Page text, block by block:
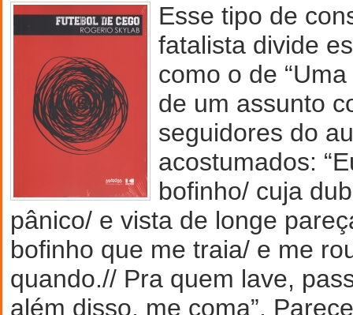
Esse tipo de
fatalista divide
como o de
de um assunto
seguidores do
acostumados:
bofinho/ cuja
pânico/ e vista de longe
bofinho que me traia/ e me
quando.// Pra quem lave,
além disso, me coma”.